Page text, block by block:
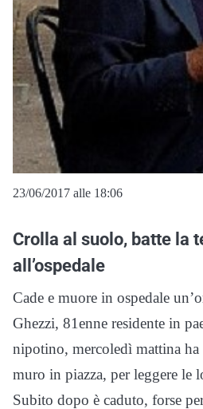
23/06/2017 alle 18:06
Crolla al suolo, batte la
all’ospedale
Cade e muore in ospedale
Ghezzi, 81enne residente in
nipotino, mercoledì mattina
muro in piazza, per leggere le
Subito dopo è caduto, forse